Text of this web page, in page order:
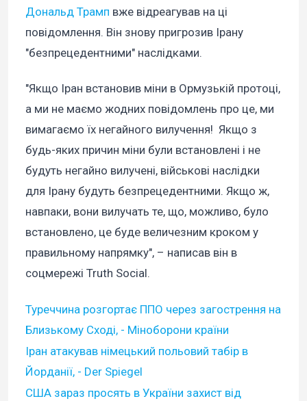
Дональд Трамп вже відреагував на ці
повідомлення. Він знову пригрозив Ірану
"безпрецедентними" наслідками.
"Якщо Іран встановив міни в Ормузькій протоці,
а ми не маємо жодних повідомлень про це, ми
вимагаємо їх негайного вилучення! Якщо з
будь-яких причин міни були встановлені і не
будуть негайно вилучені, військові наслідки
для Ірану будуть безпрецедентними. Якщо ж,
навпаки, вони вилучать те, що, можливо, було
встановлено, це буде величезним кроком у
правильному напрямку", – написав він в
соцмережі Truth Social.
Туреччина розгортає ППО через загострення на
Близькому Сході, - Міноборони країни
Іран атакував німецький польовий табір в
Йорданії, - Der Spiegel
США зараз просять в України захист від